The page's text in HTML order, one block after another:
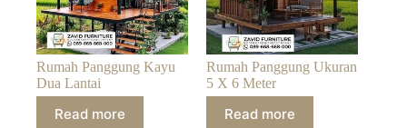
Rumah Panggung Kayu
Dua Lantai
Read more
Rumah Panggung Ukuran
5 X 6 Meter
Read more